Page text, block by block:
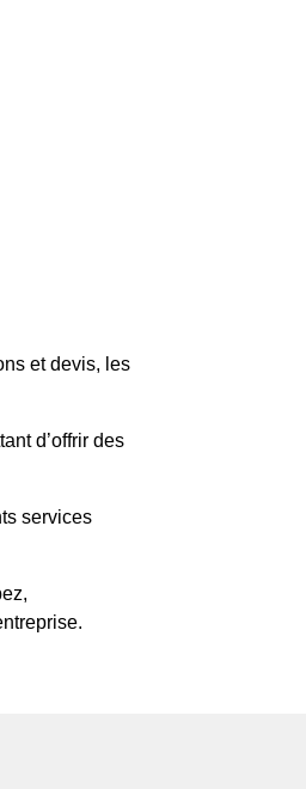
et devis, les
d’offrir des
services